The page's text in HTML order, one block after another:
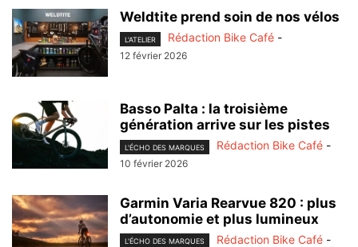
Weldtite prend soin de nos vélos
L'ATELIER Rédaction Bike Café -
12 février 2026
Basso Palta : la troisième
génération arrive sur les pistes
L'ÉCHO DES MARQUES Rédaction Bike Café -
10 février 2026
Garmin Varia Rearvue 820 : plus
d’autonomie et plus lumineux
L'ÉCHO DES MARQUES Rédaction Bike Café -